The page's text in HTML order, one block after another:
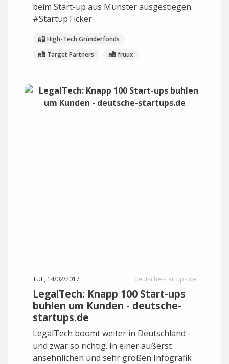
beim Start-up aus Münster ausgestiegen.
#StartupTicker
High-Tech Gründerfonds
Target Partners
fruux
TUE, 14/02/2017 deutsche-startups.de
LegalTech: Knapp 100 Start-ups
buhlen um Kunden - deutsche-
startups.de
LegalTech boomt weiter in Deutschland -
und zwar so richtig. In einer äußerst
ansehnlichen und sehr großen Infografik